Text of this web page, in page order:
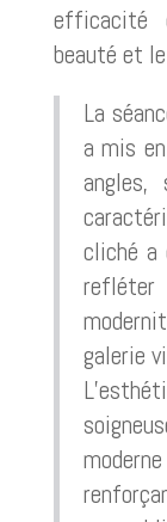
efficacité
beauté et
La
a mis
angles,
cliché a
refléter
galerie